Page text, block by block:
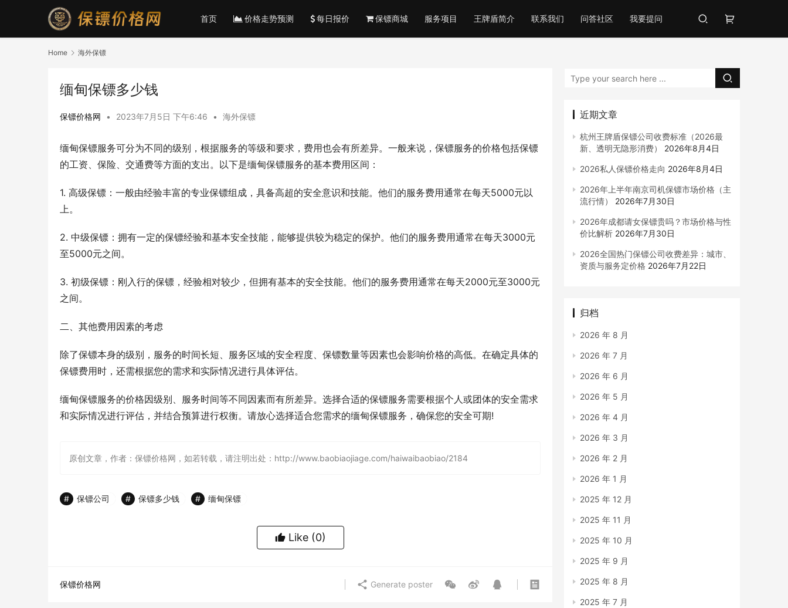
首页 价格走势预测 每日报价 保镖商城 服务项目 王牌盾简介 联系我们 问答社区 我要提问
Home 海外保镖
缅甸保镖多少钱
保镖价格网 • 2023年7月5日 下午6:46 • 海外保镖
缅甸保镖服务可分为不同的级别，根据服务的等级和要求，费用也会有所差异。一般来说，保镖服务的价格包括保镖
的工资、保险、交通费等方面的支出。以下是缅甸保镖服务的基本费用区间：
1. 高级保镖：一般由经验丰富的专业保镖组成，具备高超的安全意识和技能。他们的服务费用通常在每天5000元以
上。
2. 中级保镖：拥有一定的保镖经验和基本安全技能，能够提供较为稳定的保护。他们的服务费用通常在每天3000元
至5000元之间。
3. 初级保镖：刚入行的保镖，经验相对较少，但拥有基本的安全技能。他们的服务费用通常在每天2000元至3000元
之间。
二、其他费用因素的考虑
除了保镖本身的级别，服务的时间长短、服务区域的安全程度、保镖数量等因素也会影响价格的高低。在确定具体的
保镖费用时，还需根据您的需求和实际情况进行具体评估。
缅甸保镖服务的价格因级别、服务时间等不同因素而有所差异。选择合适的保镖服务需要根据个人或团体的安全需求
和实际情况进行评估，并结合预算进行权衡。请放心选择适合您需求的缅甸保镖服务，确保您的安全可期!
原创文章，作者：保镖价格网，如若转载，请注明出处：http://www.baobiaojiage.com/haiwaibaobiao/2184
保镖公司 保镖多少钱 缅甸保镖
Like (0)
保镖价格网 Generate poster
近期文章
杭州王牌盾保镖公司收费标准（2026最
新、透明无隐形消费）
2026年8月4日
2026私人保镖价格走向 2026年8月4日
2026年上半年南京司机保镖市场价格（主
流行情）
2026年7月30日
2026年成都请女保镖贵吗？市场价格与性
价比解析 2026年7月30日
2026全国热门保镖公司收费差异：城市、
资质与服务定价格 2026年7月22日
归档
2026 年 8 月
2026 年 7 月
2026 年 6 月
2026 年 5 月
2026 年 4 月
2026 年 3 月
2026 年 2 月
2026 年 1 月
2025 年 12 月
2025 年 11 月
2025 年 10 月
2025 年 9 月
2025 年 8 月
2025 年 7 月